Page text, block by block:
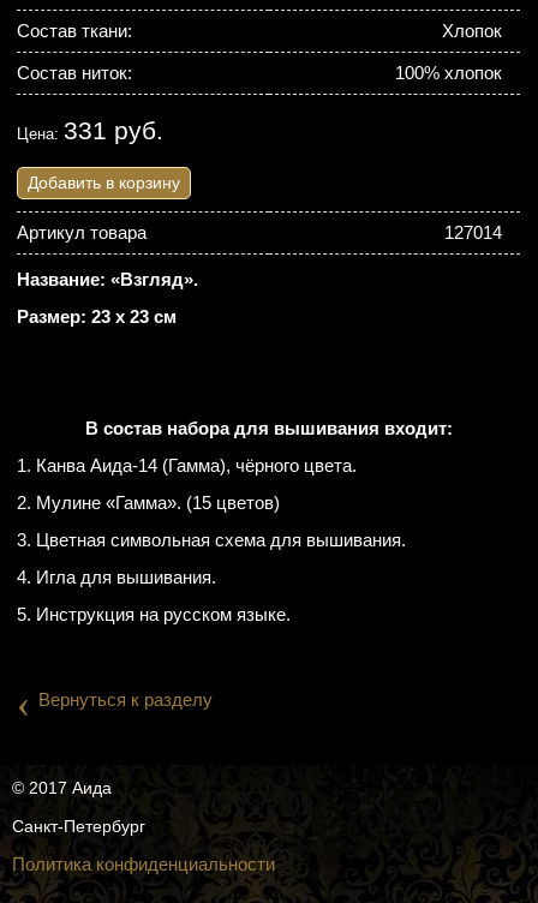
Состав ткани: Хлопок
Состав ниток: 100% хлопок
Цена:331 руб.
Добавить в корзину
Артикул товара 127014
Название: «Взгляд».
Размер: 23 х 23 см
В состав набора для вышивания входит:
1. Канва Аида-14 (Гамма), чёрного цвета.
2. Мулине «Гамма». (15 цветов)
3. Цветная символьная схема для вышивания.
4. Игла для вышивания.
5. Инструкция на русском языке.
‹ Вернуться к разделу
© 2017 Аида
Санкт-Петербург
Политика конфиденциальности